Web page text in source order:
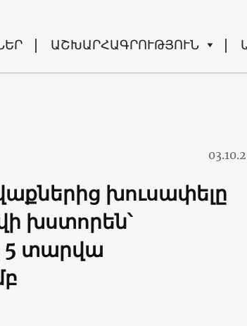
ԱՇԽԱՐՀԱԳՐՈՒԹՅՈՒՆ
խուսափելը
խստորեն՝
5 տարվա